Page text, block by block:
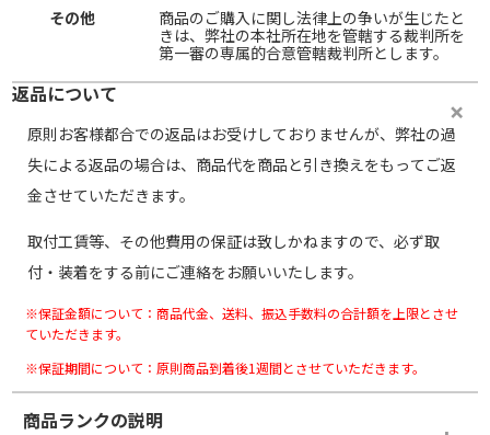
その他
商品のご購入に関し法律上の争いが生じたと
きは、弊社の本社所在地を管轄する裁判所を
第一審の専属的合意管轄裁判所とします。
返品について
原則お客様都合での返品はお受けしておりませんが、弊社の過
失による返品の場合は、商品代を商品と引き換えをもってご返
金させていただきます。
取付工賃等、その他費用の保証は致しかねますので、必ず取
付・装着をする前にご連絡をお願いいたします。
※保証金額について：商品代金、送料、振込手数料の合計額を上限とさせ
ていただきます。
※保証期間について：原則商品到着後1週間とさせていただきます。
商品ランクの説明